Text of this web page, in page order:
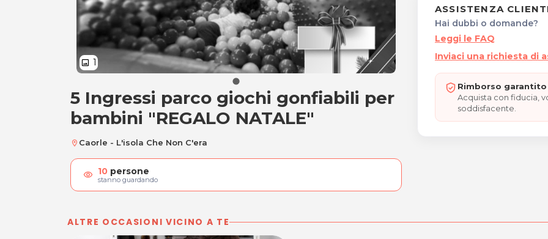
image 1
5 Ingressi parco giochi gonfiabili per bambini
5 Ingressi parco giochi gonfiabili per
bambini "REGALO NATALE"
location_on Caorle - L'isola Che Non C'era
visibility 10 persone
stanno guardando
ASSISTENZA
Hai dubbi o domande?
Leggi le FAQ
Inviaci una richiesta di
Rimborso
Acquista con fiducia,
soddisfacente.
ALTRE OCCASIONI VICINO A TE